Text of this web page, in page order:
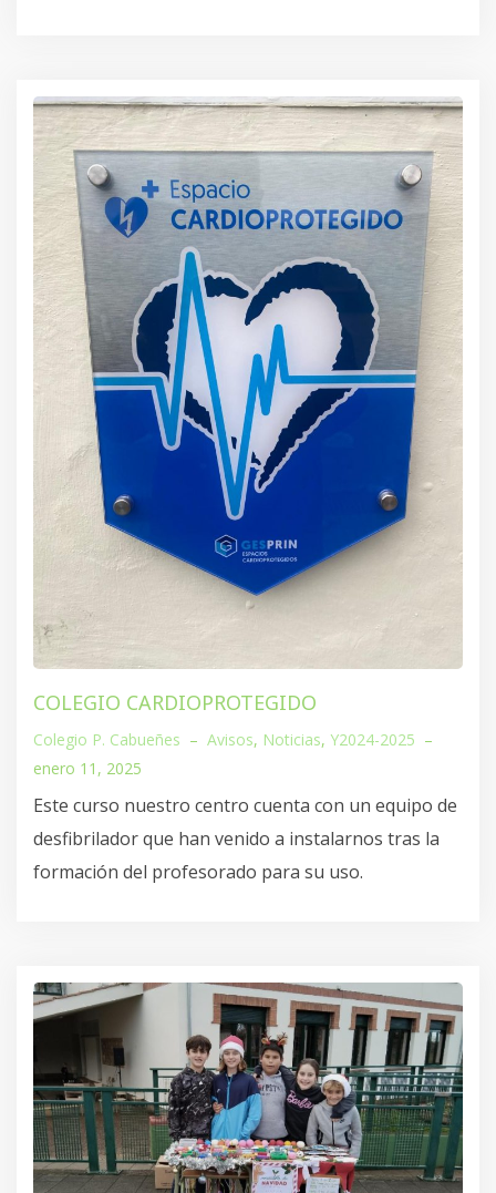
COLEGIO CARDIOPROTEGIDO
Colegio P. Cabueñes – Avisos, Noticias, Y2024-2025 –
enero 11, 2025
Este curso nuestro centro cuenta con un equipo de
desfibrilador que han venido a instalarnos tras la
formación del profesorado para su uso.